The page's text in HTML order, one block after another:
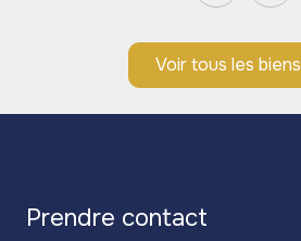
Voir tous les biens
prendre contact